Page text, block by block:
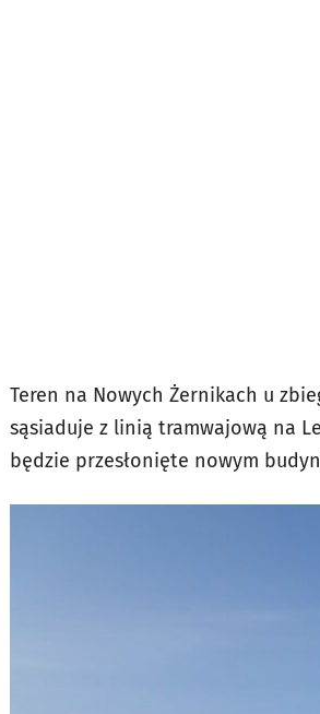
Teren na Nowych Żernikach u
sąsiaduje z linią tramwajową na
będzie przesłonięte nowym